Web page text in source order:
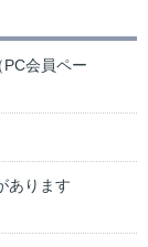
会員ペー
あります